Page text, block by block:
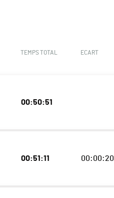
TEMPS TOTAL ECART
00:50:51
00:51:11 00:00:20